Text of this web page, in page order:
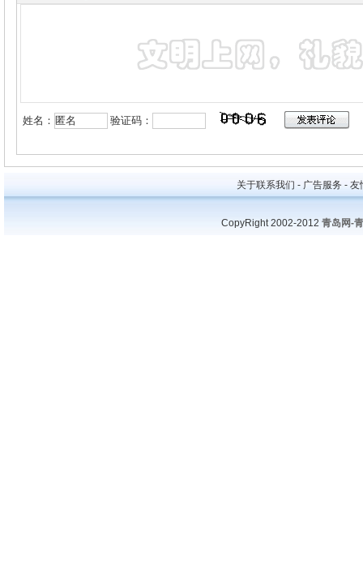
姓名： 验证码：
关于联系我们 - 广告服务 -
CopyRight 2002-2012 青岛网-